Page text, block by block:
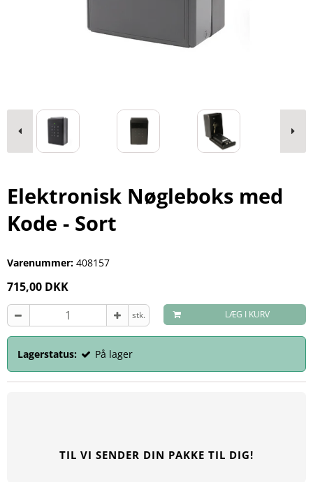
Elektronisk Nøgleboks med
Kode - Sort
Varenummer: 408157
715,00 DKK
stk. LÆG I KURV
Lagerstatus: På lager
TIL VI SENDER DIN PAKKE TIL DIG!